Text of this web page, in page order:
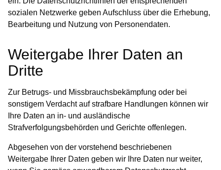
sozialen Netzwerke geben Aufschluss über die Erhebung,
Bearbeitung und Nutzung von Personendaten.
Weitergabe Ihrer Daten an
Dritte
Zur Betrugs- und Missbrauchsbekämpfung oder bei
sonstigem Verdacht auf strafbare Handlungen können wir
Ihre Daten an in- und ausländische
Strafverfolgungsbehörden und Gerichte offenlegen.
Abgesehen von der vorstehend beschriebenen
Weitergabe Ihrer Daten geben wir Ihre Daten nur weiter,